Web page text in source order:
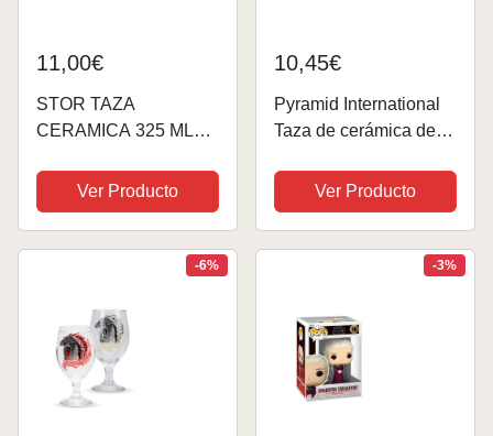
11,00€
STOR TAZA
CERAMICA 325 ML
GOT HOUSE OF
DRAGON YOUNG
ADULT
Ver Producto
10,45€
Pyramid International
Taza de cerámica de la
caja de regalo (diseño
de alas de dragón) de
325 ml, producto
Ver Producto
-6% -3%